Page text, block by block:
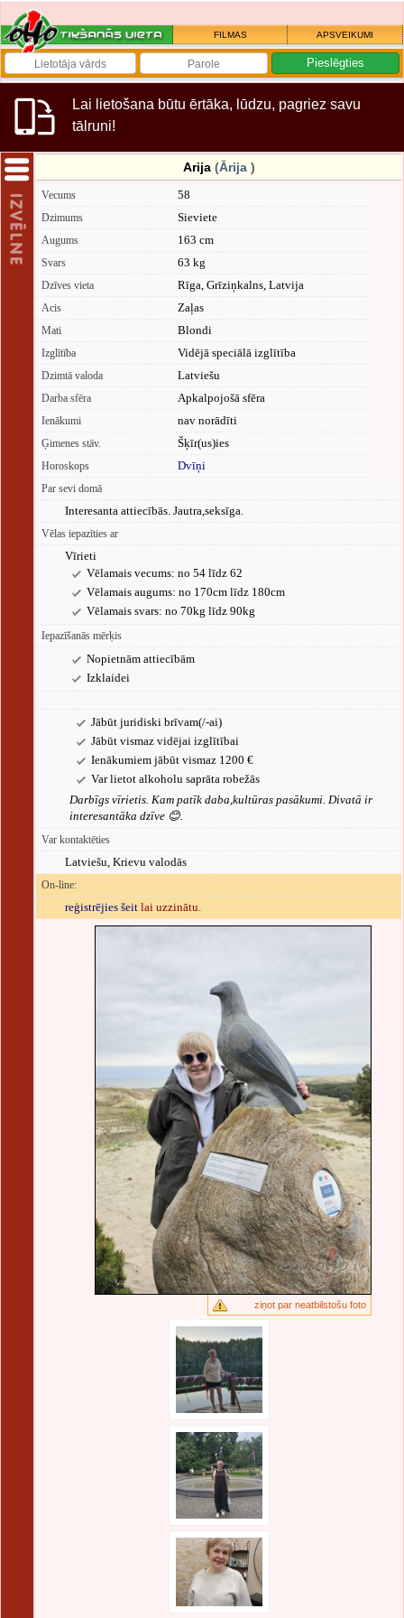
FILMAS APSVEIKUMI
Lai lietošana būtu ērtāka, lūdzu, pagriez savu
tālruni!
Arija (Ārija)
Vecums 58
Dzimums Sieviete
Augums 163 cm
Svars 63 kg
Dzīves vieta Rīga, Grīziņkalns, Latvija
Acis Zaļas
Mati Blondi
Izglītība Vidējā speciālā izglītība
Dzimtā valoda Latviešu
Darba sfēra Apkalpojošā sfēra
Ienākumi nav norādīti
Ģimenes stāv. Šķīr(us)ies
Horoskops Dvīņi
Par sevi domā
Interesanta attiecībās. Jautra,seksīga.
Vēlas iepazīties ar
Vīrieti
Vēlamais vecums: no 54 līdz 62
Vēlamais augums: no 170cm līdz 180cm
Vēlamais svars: no 70kg līdz 90kg
Iepazīšanās mērķis
Nopietnām attiecībām
Izklaidei
Jābūt juridiski brīvam(/-ai)
Jābūt vismaz vidējai izglītībai
Ienākumiem jābūt vismaz 1200 €
Var lietot alkoholu saprāta robežās
Darbīgs vīrietis. Kam patīk daba,kultūras pasākumi. Divatā ir
interesantāka dzīve 😊.
Var kontaktēties
Latviešu, Krievu valodās
On-line:
reģistrējies šeit lai uzzinātu.
ziņot par neatbilstošu foto